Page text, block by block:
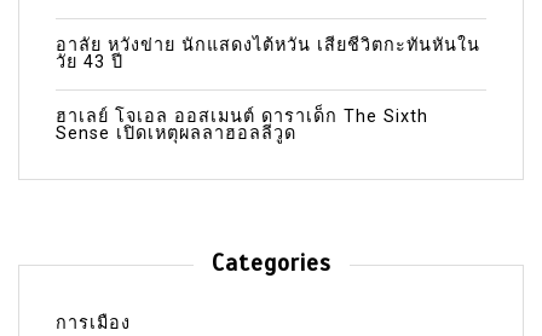
อาลัย หวังข่าย นักแสดงไต้หวัน เสียชีวิตกะทันหันใน
วัย 43 ปี
ฮาเลย์ โจเอล ออสเมนต์ ดาราเด็ก The Sixth
Sense เปิดเหตุผลลาฮอลลีวูด
Categories
การเมือง